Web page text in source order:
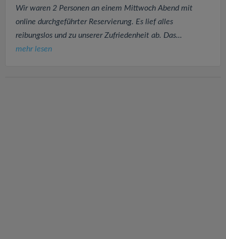
Wir waren 2 Personen an einem Mittwoch Abend mit
online durchgeführter Reservierung. Es lief alles
reibungslos und zu unserer Zufriedenheit ab. Das...
mehr lesen